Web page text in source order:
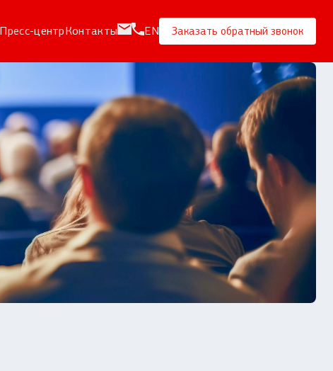
Пресс-центрКонтакты EN Заказать обратный звонок